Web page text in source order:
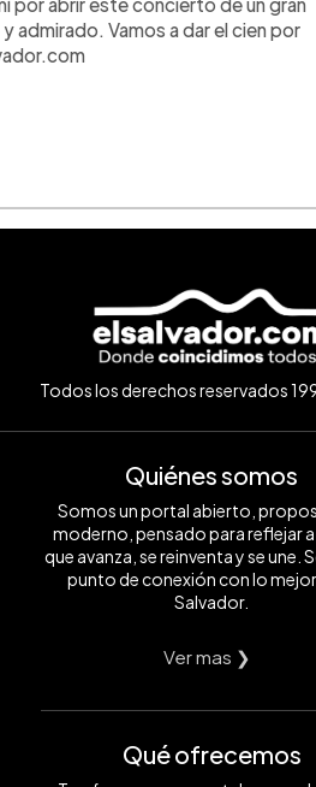
admirado. Vamos a dar el cien por
Todos los derechos reservados
Quiénes somos
Somos un portal abierto,
moderno, pensado para reflejar a
que avanza, se reinventa y se une.
punto de conexión con lo mejor
Salvador.
Ver mas ❯
Qué ofrecemos